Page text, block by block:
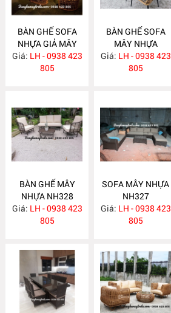
BÀN GHẾ SOFA
NHỰA GIẢ MÂY
NH331
Giá: LH - 0938 423
805
BÀN GHẾ SOFA
MÂY NHỰA
NH330
Giá: LH - 0938 423
805
BÀN GHẾ MÂY
NHỰA NH328
Giá: LH - 0938 423
805
SOFA MÂY NHỰA
NH327
Giá: LH - 0938 423
805